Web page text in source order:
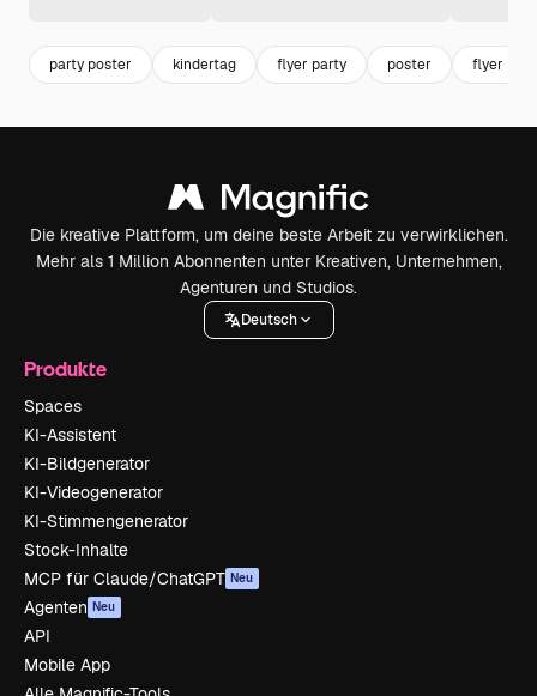
party poster kindertag flyer party poster flyer
Die kreative Plattform, um deine beste Arbeit zu verwirklichen.
Mehr als 1 Million Abonnenten unter Kreativen, Unternehmen,
Agenturen und Studios.
Deutsch
Produkte
Spaces
KI-Assistent
KI-Bildgenerator
KI-Videogenerator
KI-Stimmengenerator
Stock-Inhalte
MCP für Claude/ChatGPT Neu
Agenten Neu
API
Mobile App